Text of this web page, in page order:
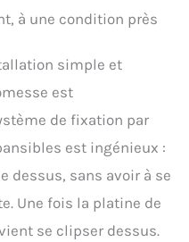
et possibilités
telles que la
de l'eau, la
de la buse, la
du séchoir, la
de chauffage
le siège
pendant les
froides, la buse
pulsations et
l’éclairage
à LED, les
à une condition près
simple et
est
de fixation par
est ingénieux :
dessus, sans avoir à se
Une fois la platine de
se clipser dessus.